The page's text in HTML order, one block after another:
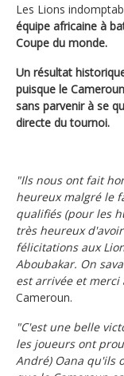
Les Lions
équipe africaine à
Coupe du monde.
Un résultat
puisque le
sans parvenir à se
directe du tournoi.
"Ils nous ont fait
heureux malgré le
qualifiés (pour les
très heureux
félicitations aux
Aboubakar. On
est arrivée et merci
Cameroun.
"C'est une belle
les joueurs ont
André) Oana qu'ils